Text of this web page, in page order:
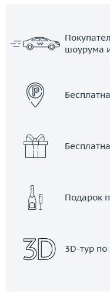
шоурума
Подарок
3D-тур